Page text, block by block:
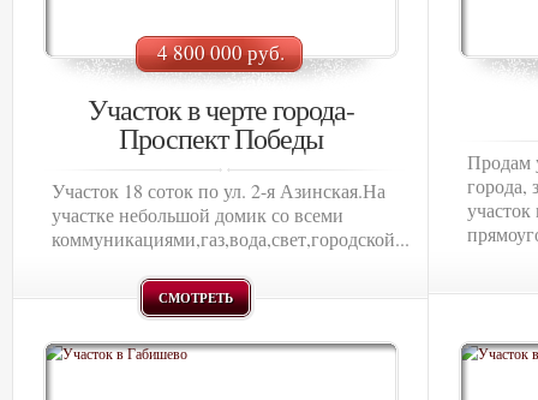
4 800 000 руб.
Участок в черте города-
Проспект Победы
Участок 18 соток по ул. 2-я Азинская.На
участке небольшой домик со всеми
коммуникациями,газ,вода,свет,городской...
СМОТРЕТЬ
Продам
города,